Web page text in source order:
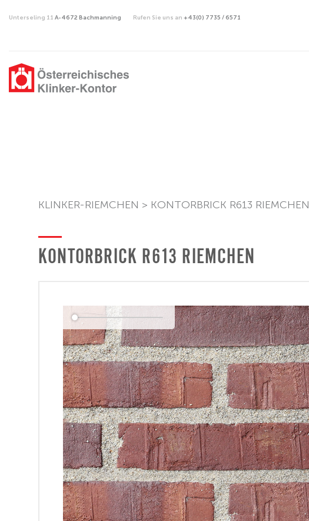
Unterseling 11 A-4672 Bachmanning Rufen Sie uns an +43(0) 7735 / 6571
KLINKER-RIEMCHEN > KONTORBRICK R613 RIEMCHEN
KONTORBRICK R613 RIEMCHEN